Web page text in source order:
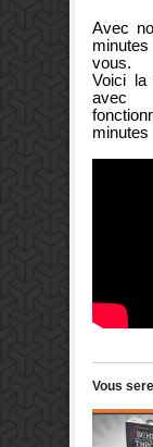
Avec
vous.
Voici
avec
minutes
Vous